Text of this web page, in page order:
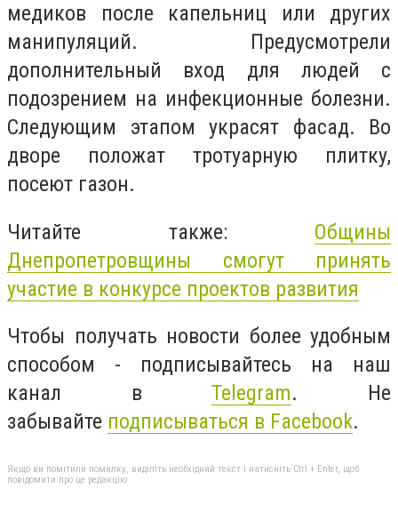
медиков после капельниц или других
манипуляций. Предусмотрели
дополнительный вход для людей с
подозрением на инфекционные болезни.
Следующим этапом украсят фасад. Во
дворе положат тротуарную плитку,
посеют газон.
Читайте также: Общины
Днепропетровщины смогут принять
участие в конкурсе проектов развития
Чтобы получать новости более удобным
способом - подписывайтесь на наш
канал вTelegram. Не
забывайте подписываться в Facebook.
Якщо ви помітили помилку, виділіть необхідний текст і натисніть Ctrl + Enter, щоб
повідомити про це редакцію